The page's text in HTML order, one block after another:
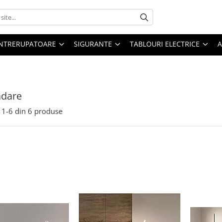
SIGURANTE TABLOURI ELECTRICE
1-6 din 6 produse